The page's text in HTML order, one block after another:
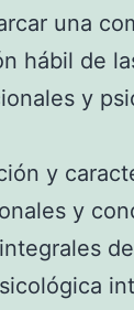
una
hábil de
y
y
y